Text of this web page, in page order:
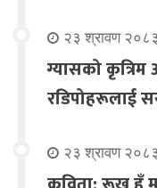
२३ श्रावण
ग्यासको कृत्रिम
रडिपोहरूलाई
२३ श्रावण